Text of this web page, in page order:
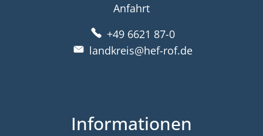
Anfahrt
+49 6621 87-0
landkreis@hef-rof.de
Informationen